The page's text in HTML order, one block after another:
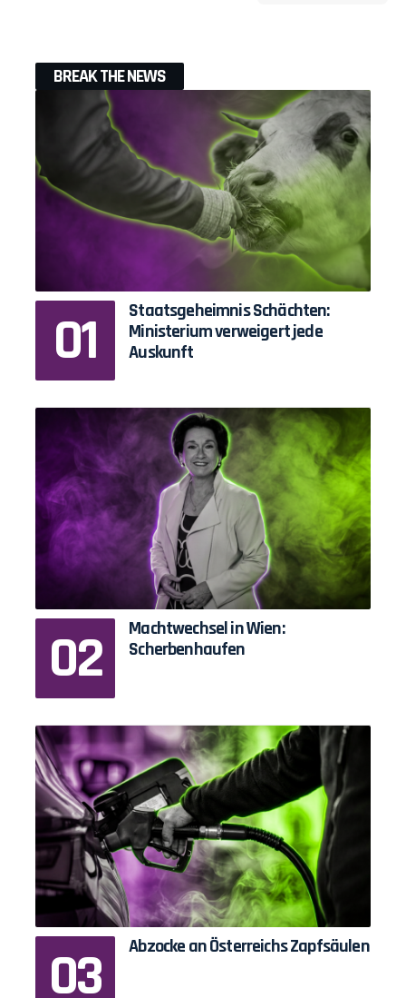
BREAK THE NEWS
Staatsgeheimnis Schächten:
Ministerium verweigert jede
Auskunft
Machtwechsel in Wien:
Scherbenhaufen
Abzocke an Österreichs Zapfsäulen